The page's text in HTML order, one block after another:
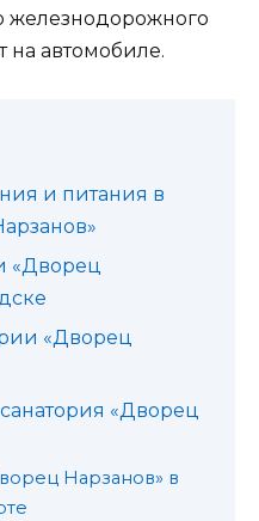
железнодорожного
на автомобиле.
и питания в
«Дворец
«Дворец
«Дворец
Нарзанов» в